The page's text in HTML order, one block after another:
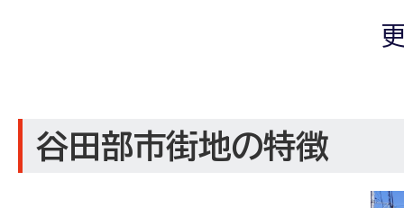
谷田部市街地の特徴